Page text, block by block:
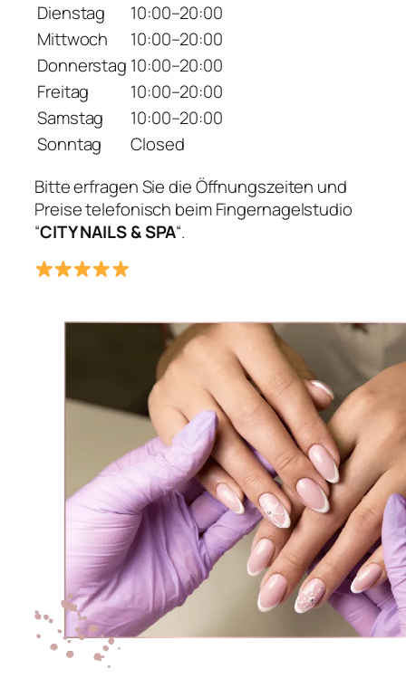
Dienstag
10:00–20:00
Mittwoch
10:00–20:00
Donnerstag 10:00–20:00
Freitag
10:00–20:00
Samstag
10:00–20:00
Sonntag
Closed
Bitte erfragen Sie die Öffnungszeiten und
Preise telefonisch beim Fingernagelstudio
“CITY NAILS & SPA“.